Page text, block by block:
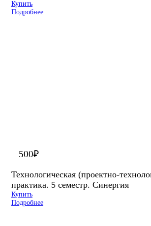
Купить
Подробнее
500₽
Технологическая (проектно-
практика. 5 семестр. Синергия
Купить
Подробнее